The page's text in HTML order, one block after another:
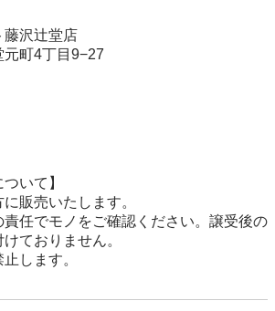
藤沢辻堂店
町4丁目9−27
いて】
販売いたします。
任でモノをご確認ください。譲受後の
ておりません。
します。